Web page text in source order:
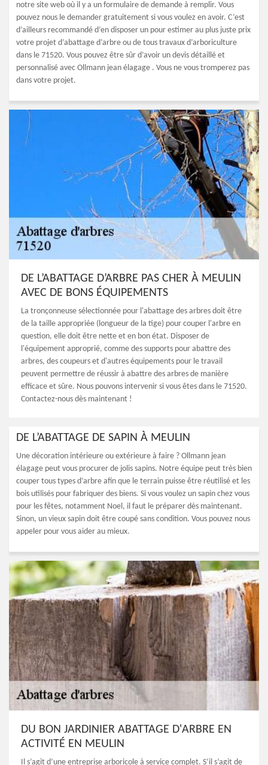
notre site web où il y a un formulaire de demande à remplir. Vous
pouvez nous le demander gratuitement si vous voulez en avoir. C’est
d’ailleurs recommandé d’en disposer un pour estimer au plus juste prix
votre projet d’abattage d’arbre ou de tous travaux d’arboriculture
dans le 71520. Vous pouvez être sûr d’avoir un devis détaillé et
personnalisé avec Ollmann jean élagage . Vous ne vous tromperez pas
dans votre projet.
DE L’ABATTAGE D’ARBRE PAS CHER À MEULIN
AVEC DE BONS ÉQUIPEMENTS
La tronçonneuse sélectionnée pour l'abattage des arbres doit être
de la taille appropriée (longueur de la tige) pour couper l'arbre en
question, elle doit être nette et en bon état. Disposer de
l'équipement approprié, comme des supports pour abattre des
arbres, des coupeurs et d'autres équipements pour le travail
peuvent permettre de réussir à abattre des arbres de manière
efficace et sûre. Nous pouvons intervenir si vous êtes dans le 71520.
Contactez-nous dès maintenant !
DE L’ABATTAGE DE SAPIN À MEULIN
Une décoration intérieure ou extérieure à faire ? Ollmann jean
élagage peut vous procurer de jolis sapins. Notre équipe peut très bien
couper tous types d’arbre afin que le terrain puisse être réutilisé et les
bois utilisés pour fabriquer des biens. Si vous voulez un sapin chez vous
pour les fêtes, notamment Noel, il faut le préparer dès maintenant.
Sinon, un vieux sapin doit être coupé sans condition. Vous pouvez nous
appeler pour vous aider au mieux.
DU BON JARDINIER ABATTAGE D'ARBRE EN
ACTIVITÉ EN MEULIN
Il s’agit d’une entreprise arboricole à service complet. S’il s’agit de